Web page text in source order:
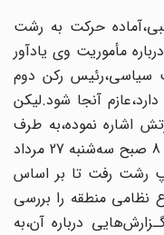
حرکت‌ به رشت‌
مأموریت وی یادآور
رکن دوم
آنجا شود‌.لیکن‌
اشاره نموده،به طرف
گیلان به راه افـتاد و در‌ حـدود‌ سـاعت‌ 8 صبح‌ سه‌شنبه 27 مرداد
رشت رفت تا بر اساس
منطقه را بررسی
درباره آن،به